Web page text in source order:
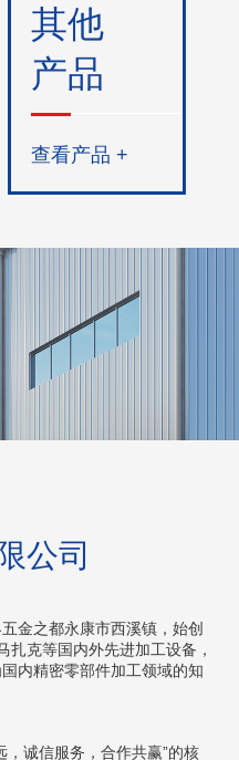
其他
产品
查看产品 +
公司
金之都永康市西溪镇，始创
克等国内外先进加工设备，
内精密零部件加工领域的知
，诚信服务，合作共赢”的核